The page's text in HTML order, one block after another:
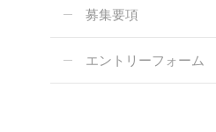
募集要項
エントリーフォーム